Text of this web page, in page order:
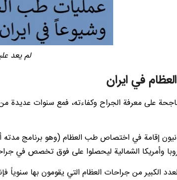
لم يعد
في ايران
على معرفة الجراح وكفاءته، فمع سنوات عديدة
إقامة في اختصاص طب العظام (وهو برنامج مدته
وأمريكا الشمالية ليحصلوا على فوق تخصص في
الكبير من جراحات العظام التي يقومون بها سنوياً